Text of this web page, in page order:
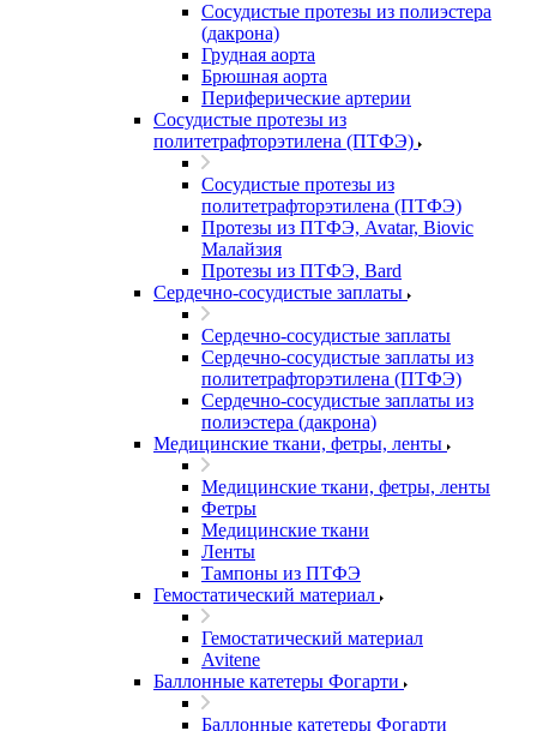
Сосудистые протезы из полиэстера
(дакрона)
Грудная аорта
Брюшная аорта
Периферические артерии
Сосудистые протезы из
политетрафторэтилена (ПТФЭ)
Сосудистые протезы из
политетрафторэтилена (ПТФЭ)
Протезы из ПТФЭ, Avatar, Biovic
Малайзия
Протезы из ПТФЭ, Bard
Сердечно-сосудистые заплаты
Сердечно-сосудистые заплаты
Сердечно-сосудистые заплаты из
политетрафторэтилена (ПТФЭ)
Сердечно-сосудистые заплаты из
полиэстера (дакрона)
Медицинские ткани, фетры, ленты
Медицинские ткани, фетры, ленты
Фетры
Медицинские ткани
Ленты
Тампоны из ПТФЭ
Гемостатический материал
Гемостатический материал
Avitene
Баллонные катетеры Фогарти
Баллонные катетеры Фогарти